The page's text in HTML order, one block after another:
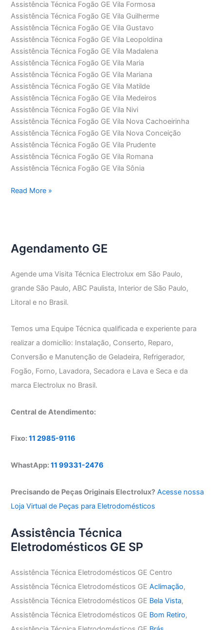
Assistência Técnica Fogão GE Vila Formosa
Assistência Técnica Fogão GE Vila Guilherme
Assistência Técnica Fogão GE Vila Gustavo
Assistência Técnica Fogão GE Vila Leopoldina
Assistência Técnica Fogão GE Vila Madalena
Assistência Técnica Fogão GE Vila Maria
Assistência Técnica Fogão GE Vila Mariana
Assistência Técnica Fogão GE Vila Matilde
Assistência Técnica Fogão GE Vila Medeiros
Assistência Técnica Fogão GE Vila Nivi
Assistência Técnica Fogão GE Vila Nova Cachoeirinha
Assistência Técnica Fogão GE Vila Nova Conceição
Assistência Técnica Fogão GE Vila Prudente
Assistência Técnica Fogão GE Vila Romana
Assistência Técnica Fogão GE Vila Sônia
Assistência
Read More »
Agendamento GE
Agende uma Visita Técnica Electrolux em São Paulo,
grande São Paulo, ABC Paulista, Interior de São Paulo,
Litoral e no Brasil.
Temos uma Equipe Técnica qualificada e experiente para
realizar a domicílio: Instalação, Conserto, Reparo,
Conversão e Manutenção de Geladeira, Refrigerador,
Fogão, Forno, Lavadora, Secadora e Lava e Seca e da
marca Electrolux no Brasil.
Central de Atendimento:
Fixo:11 2985-9116
WhastApp:11 99331-2476
Precisando de Peças Originais Electrolux? Acesse nossa
Loja Virtual de Peças para Eletrodomésticos
Assistência Técnica
Eletrodomésticos GE SP
Assistência Técnica Eletrodomésticos GE Centro
Assistência Técnica Eletrodomésticos GEAclimação,
Assistência Técnica Eletrodomésticos GE Bela Vista,
Assistência Técnica Eletrodomésticos GE Bom Retiro,